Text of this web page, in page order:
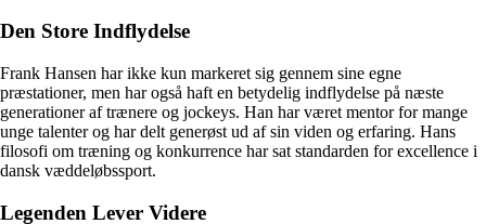
Den Store Indflydelse
Frank Hansen har ikke kun markeret sig gennem sine egne
præstationer, men har også haft en betydelig indflydelse på næste
generationer af trænere og jockeys. Han har været mentor for mange
unge talenter og har delt generøst ud af sin viden og erfaring. Hans
filosofi om træning og konkurrence har sat standarden for excellence i
dansk væddeløbssport.
Legenden Lever Videre